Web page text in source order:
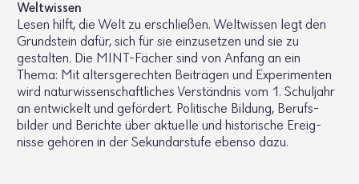
Welt­wissen
Lesen hilft, die Welt zu erschließen. Welt­wissen legt den
Grund­stein dafür, sich für sie einzu­setzen und sie zu
gestalten. Die MINT-Fächer sind von Anfang an ein
Thema: Mit alters­ge­rechten Beiträgen und Expe­ri­menten
wird natur­wis­sen­schaft­li­ches Verständnis vom 1. Schul­jahr
an entwi­ckelt und geför­dert. Poli­ti­sche Bildung, Berufs­
bilder und Berichte über aktu­elle und histo­ri­sche Ereig­
nisse gehören in der Sekun­dar­stufe ebenso dazu.